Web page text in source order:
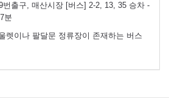
번출구, 매산시장 [버스] 2-2, 13, 35 승차 -
분
렛이나 팔달문 정류장이 존재하는 버스